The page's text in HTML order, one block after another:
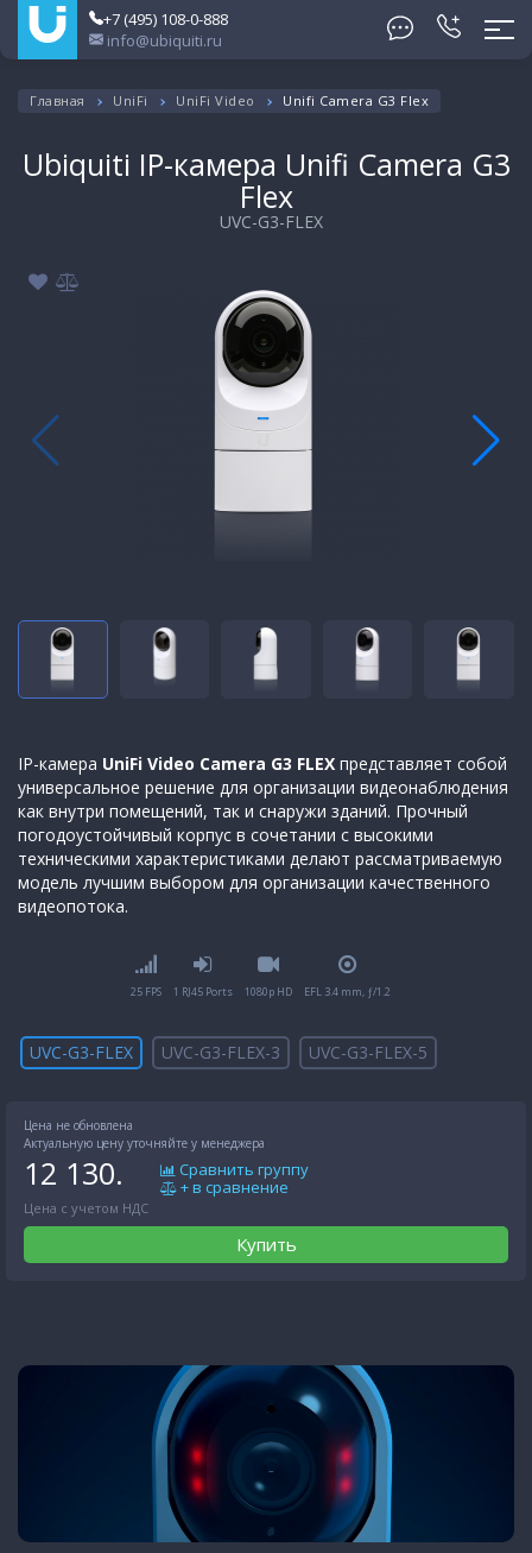
+7 (495) 108-0-888
info@ubiquiti.ru
Главная UniFi UniFi Video Unifi Camera G3 Flex
Ubiquiti IP-камера Unifi Camera G3
Flex
UVC-G3-FLEX
IP-камера UniFi Video Camera G3 FLEX представляет собой
универсальное решение для организации видеонаблюдения
как внутри помещений, так и снаружи зданий. Прочный
погодоустойчивый корпус в сочетании с высокими
техническими характеристиками делают рассматриваемую
модель лучшим выбором для организации качественного
видеопотока.
25 FPS 1 RJ45 Ports 1080p HD EFL 3.4 mm, ƒ/1.2
UVC-G3-FLEX UVC-G3-FLEX-3 UVC-G3-FLEX-5
Цена не обновлена
Актуальную цену уточняйте у менеджера
12 130.
Цена с учетом НДС
Сравнить группу
+ в сравнение
Купить